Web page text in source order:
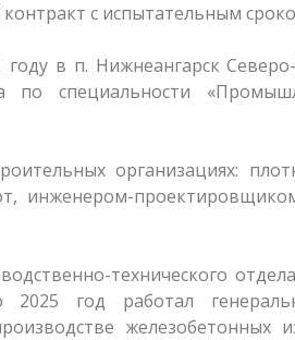
с испытательным
в п. Нижнеангарск
по специальности
организациях:
инженером-
технического
2025 год работал
железобетонных